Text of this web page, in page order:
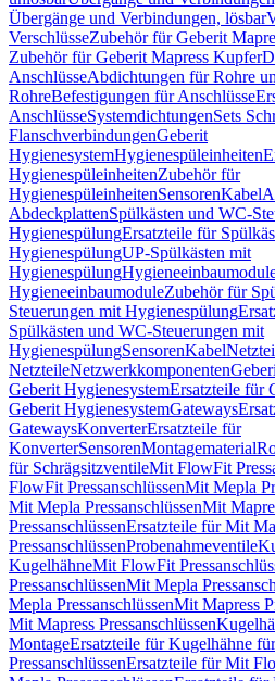
Übergänge und Verbindungen, lösbar
VerschlüsseZubehör für Geberit
Zubehör für Geberit Mapress Kupfer
AnschlüsseAbdichtungen für Rohre
RohreBefestigungen für Anschlüsse
AnschlüsseSystemdichtungenSets
FlanschverbindungenGeberit
HygienesystemHygienespüleinheiten
HygienespüleinheitenZubehör für
HygienespüleinheitenSensorenKabel
AbdeckplattenSpülkästen und WC-
HygienespülungErsatzteile für
HygienespülungUP-Spülkästen mit
Hygienespülung
HygieneeinbaumoduleZubehör für
Steuerungen mit Hygienespülung
Spülkästen und WC-Steuerungen mit
HygienespülungSensorenKabel
NetzteileNetzwerkkomponenten
Geberit HygienesystemErsatzteile für
Geberit HygienesystemGateways
GatewaysKonverterErsatzteile für
KonverterSensorenMontagematerial
für SchrägsitzventileMit FlowFit
FlowFit PressanschlüssenMit Mepla
Mit Mepla PressanschlüssenMit
PressanschlüssenErsatzteile für Mit
PressanschlüssenProbenahmeventile
KugelhähneMit FlowFit
PressanschlüssenMit Mepla
Mepla PressanschlüssenMit Mapress
Mit Mapress Pressanschlüssen
MontageErsatzteile für Kugelhähne
PressanschlüssenErsatzteile für Mit